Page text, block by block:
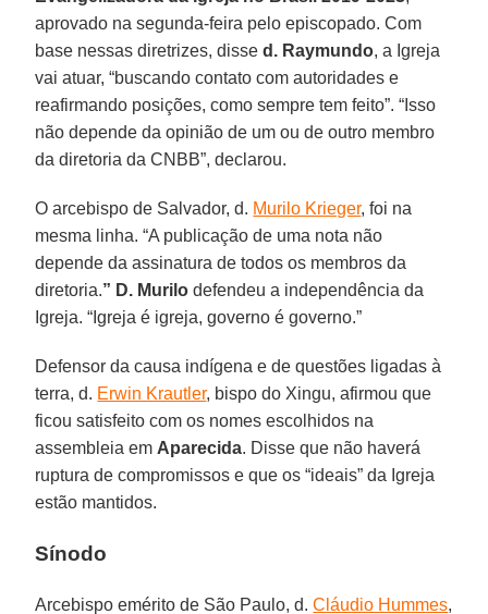
aprovado na segunda-feira pelo episcopado. Com
base nessas diretrizes, dissed. Raymundo, a Igreja
vai atuar, “buscando contato com autoridades e
reafirmando posições, como sempre tem feito”. “Isso
não depende da opinião de um ou de outro membro
da diretoria da CNBB”, declarou.
O arcebispo de Salvador, d. Murilo Krieger, foi na
mesma linha. “A publicação de uma nota não
depende da assinatura de todos os membros da
diretoria.” D. Murilo defendeu a independência da
Igreja. “Igreja é igreja, governo é governo.”
Defensor da causa indígena e de questões ligadas à
terra, d. Erwin Krautler, bispo do Xingu, afirmou que
ficou satisfeito com os nomes escolhidos na
assembleia em Aparecida. Disse que não haverá
ruptura de compromissos e que os “ideais” da Igreja
estão mantidos.
Sínodo
Arcebispo emérito de São Paulo, d.Cláudio Hummes,